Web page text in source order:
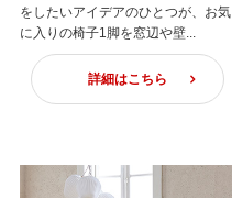
をしたいアイデアのひとつが、お気
に入りの椅子1脚を窓辺や壁...
詳細はこちら